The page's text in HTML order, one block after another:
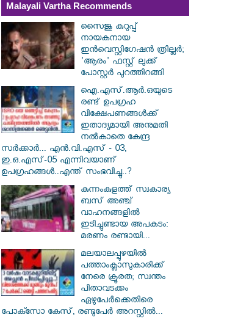
Malayali Vartha Recommends
സൈജു കുറുപ്പ്
നായകനായ
ഇൻവെസ്റ്റിഗേഷൻ ത്രില്ലർ;
'ആരം' ഫസ്റ്റ് ലുക്ക്
പോസ്റ്റർ പുറത്തിറങ്ങി
ഐ.എസ്.ആർ.ഒയുടെ
രണ്ട് ഉപഗ്രഹ
വിക്ഷേപണങ്ങൾക്ക്
ഇതാദ്യമായി അനുമതി
നൽകാതെ കേന്ദ്ര
സർക്കാർ... എൻ.വി.എസ് - 03,
ഇ.ഒ.എസ്-05 എന്നിവയാണ്
ഉപഗ്രഹങ്ങൾ..എന്ത് സംഭവിച്ചു..?
കുന്നംകുളത്ത് സ്വകാര്യ
ബസ് അഞ്ച്
വാഹനങ്ങളിൽ
ഇടിച്ചുണ്ടായ അപകടം:
മരണം രണ്ടായി...
മലയാലപ്പുഴയിൽ
പത്താംക്ലാസുകാരിക്ക്
നേരെ ക്രൂരത; സ്വന്തം
പിതാവടക്കം
ഏഴുപേർക്കെതിരെ
പോക്സോ കേസ്, രണ്ടുപേർ അറസ്റ്റിൽ...